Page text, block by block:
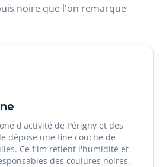
noire que l'on remarque
d'activité de Périgny et des
dépose une fine couche de
Ce film retient l'humidité et
des coulures noires.